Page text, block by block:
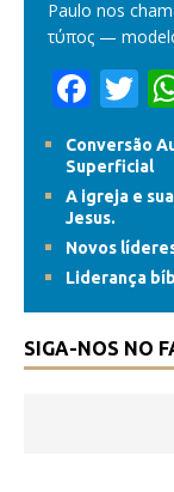
Paulo nos
τύπος —
F
e
b
o
o
k
T
w
er
Conversão
Superficial
A igreja e
Jesus.
Novos
Liderança
SIGA-NOS NO